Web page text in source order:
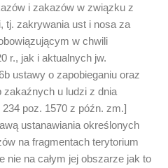
i zakazów w związku z
tj. zakrywania ust i nosa za
w chwili
r., jak i aktualnych jw.
ustawy o zapobieganiu oraz
zakaźnych u ludzi z dnia
poz. 1570 z późn. zm.]
ustanawiania określonych
na fragmentach terytorium
nie na całym jej obszarze jak to